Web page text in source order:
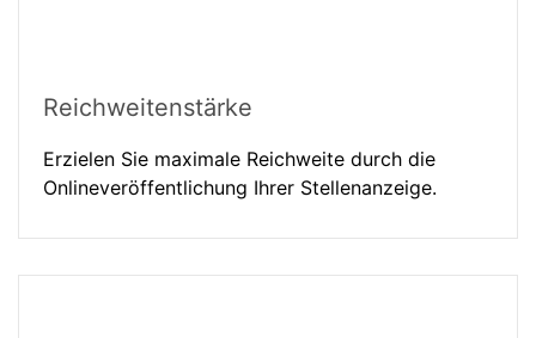
Reichweitenstärke
Erzielen Sie maximale Reichweite durch die
Onlineveröffentlichung Ihrer Stellenanzeige.